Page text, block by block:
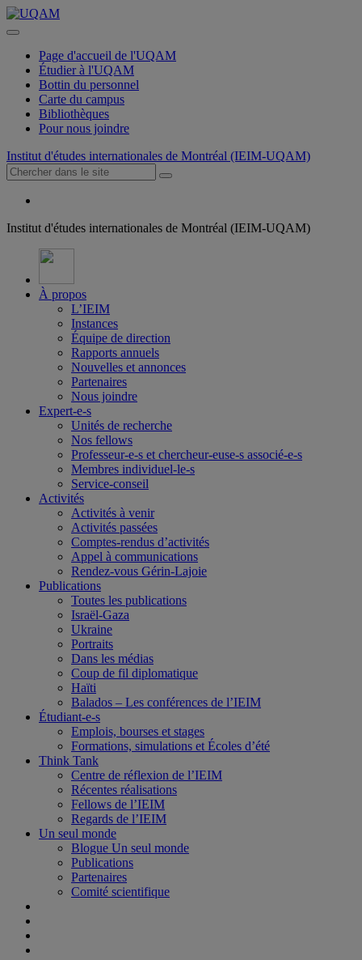
Page d'accueil de l'UQAM
Étudier à l'UQAM
Bottin du personnel
Carte du campus
Bibliothèques
Pour nous joindre
Institut d'études internationales de Montréal (IEIM-UQAM)
Institut d'études internationales de Montréal (IEIM-UQAM)
À propos
L’IEIM
Instances
Équipe de direction
Rapports annuels
Nouvelles et annonces
Partenaires
Nous joindre
Expert-e-s
Unités de recherche
Nos fellows
Professeur-e-s et chercheur-euse-s associé-e-s
Membres individuel-le-s
Service-conseil
Activités
Activités à venir
Activités passées
Comptes-rendus d’activités
Appel à communications
Rendez-vous Gérin-Lajoie
Publications
Toutes les publications
Israël-Gaza
Ukraine
Portraits
Dans les médias
Coup de fil diplomatique
Haïti
Balados – Les conférences de l’IEIM
Étudiant-e-s
Emplois, bourses et stages
Formations, simulations et Écoles d’été
Think Tank
Centre de réflexion de l’IEIM
Récentes réalisations
Fellows de l’IEIM
Regards de l’IEIM
Un seul monde
Blogue Un seul monde
Publications
Partenaires
Comité scientifique